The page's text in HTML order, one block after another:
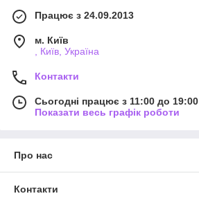
Працює з 24.09.2013
м. Київ
, Київ, Україна
Контакти
Сьогодні працює з 11:00 до 19:00
Показати весь графік роботи
Про нас
Контакти